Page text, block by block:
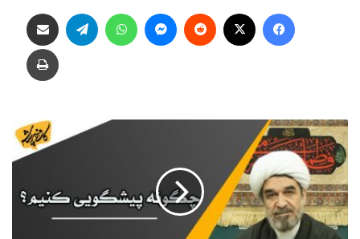
فیس بوک
‫رددیت پیام رسان واتس آپ تلگرام
چگونه
پیشگویی
کنیم؟
|
کافه
پرسش
345